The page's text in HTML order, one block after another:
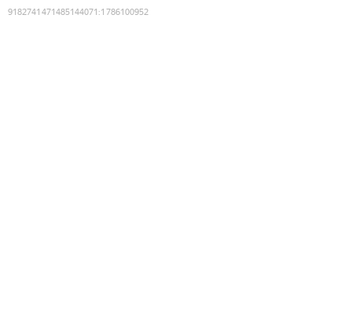
9182741471485144071 :1786100952